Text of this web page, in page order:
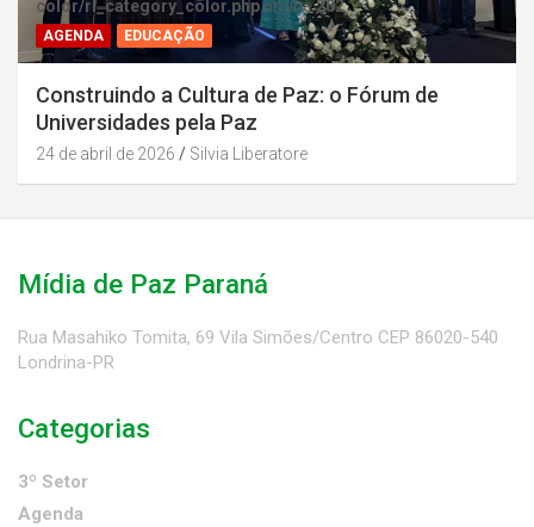
color/rl_category_color.phpon line202
AGENDA EDUCAÇÃO
Construindo a Cultura de Paz: o Fórum de
Universidades pela Paz
24 de abril de 2026 Silvia Liberatore
Mídia de Paz Paraná
Rua Masahiko Tomita, 69 Vila Simões/Centro CEP 86020-540
Londrina-PR
Categorias
3º Setor
Agenda